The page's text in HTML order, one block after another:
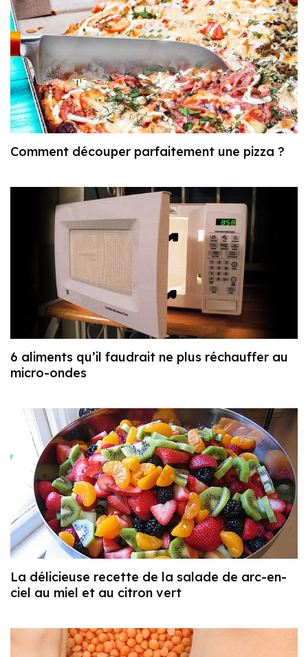
Comment découper parfaitement une pizza ?
6 aliments qu’il faudrait ne plus réchauffer au
micro-ondes
La délicieuse recette de la salade de arc-en-
ciel au miel et au citron vert